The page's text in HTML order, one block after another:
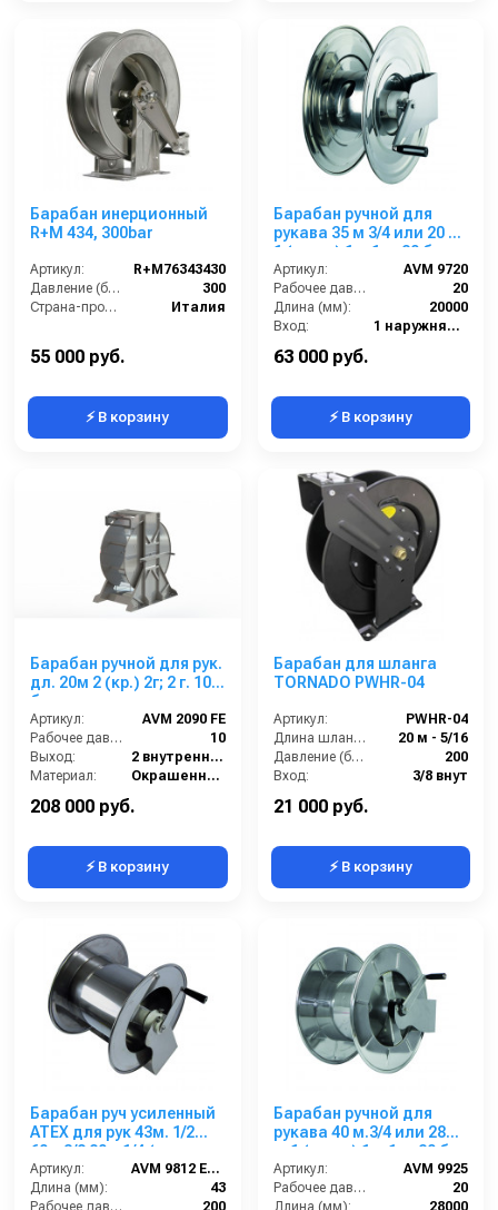
Барабан инерционный
R+M 434, 300bar
Артикул:
R+M76343430
Давление (бар):
300
Страна-производитель:
Италия
55 000 руб.
⚡ В корзину
Барабан ручной для
рукава 35 м 3/4 или 20 м
1 (нерж.) 1ш.1ш. 20 бар
Артикул:
AVM 9720
Рабочее давление (бар):
20
Длина (мм):
20000
Вход:
1 наружняя резьба
63 000 руб.
⚡ В корзину
Барабан ручной для рук.
дл. 20м 2 (кр.) 2г; 2 г. 10
бар
Артикул:
AVM 2090 FE
Рабочее давление (бар):
10
Выход:
2 внутренняя резьба
Материал:
Окрашенная сталь
208 000 руб.
⚡ В корзину
Барабан для шланга
TORNADO PWHR-04
Артикул:
PWHR-04
Длина шланга (м):
20 м - 5/16
Давление (бар):
200
Вход:
3/8 внут
21 000 руб.
⚡ В корзину
Барабан руч усиленный
ATEX для рук 43м. 1/2
60м 3/8 80м 1/4 (нерж.
AISI 316) 1/2ш.1/2ш. 200
бар
Артикул:
AVM 9812 EX 316
Длина (мм):
43
Барабан ручной для
рукава 40 м.3/4 или 28
м.1 (нерж.) 1ш.1ш. 20 бар
Артикул:
AVM 9925
Рабочее давление (бар):
20